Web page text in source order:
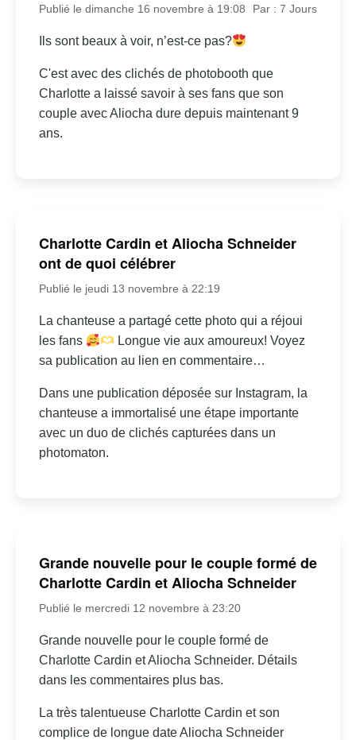
Publié le dimanche 16 novembre à 19:08 Par : 7 Jours
Ils sont beaux à voir, n’est-ce pas?
C'est avec des clichés de photobooth que
Charlotte a laissé savoir à ses fans que son
couple avec Aliocha dure depuis maintenant 9
ans.
Charlotte Cardin et Aliocha Schneider
ont de quoi célébrer
Publié le jeudi 13 novembre à 22:19
La chanteuse a partagé cette photo qui a réjoui
les fans
Longue vie aux amoureux! Voyez
sa publication au lien en commentaire…
Dans une publication déposée sur Instagram, la
chanteuse a immortalisé une étape importante
avec un duo de clichés capturées dans un
photomaton.
Grande nouvelle pour le couple formé de
Charlotte Cardin et Aliocha Schneider
Publié le mercredi 12 novembre à 23:20
Grande nouvelle pour le couple formé de
Charlotte Cardin et Aliocha Schneider. Détails
dans les commentaires plus bas.
La très talentueuse Charlotte Cardin et son
complice de longue date Aliocha Schneider